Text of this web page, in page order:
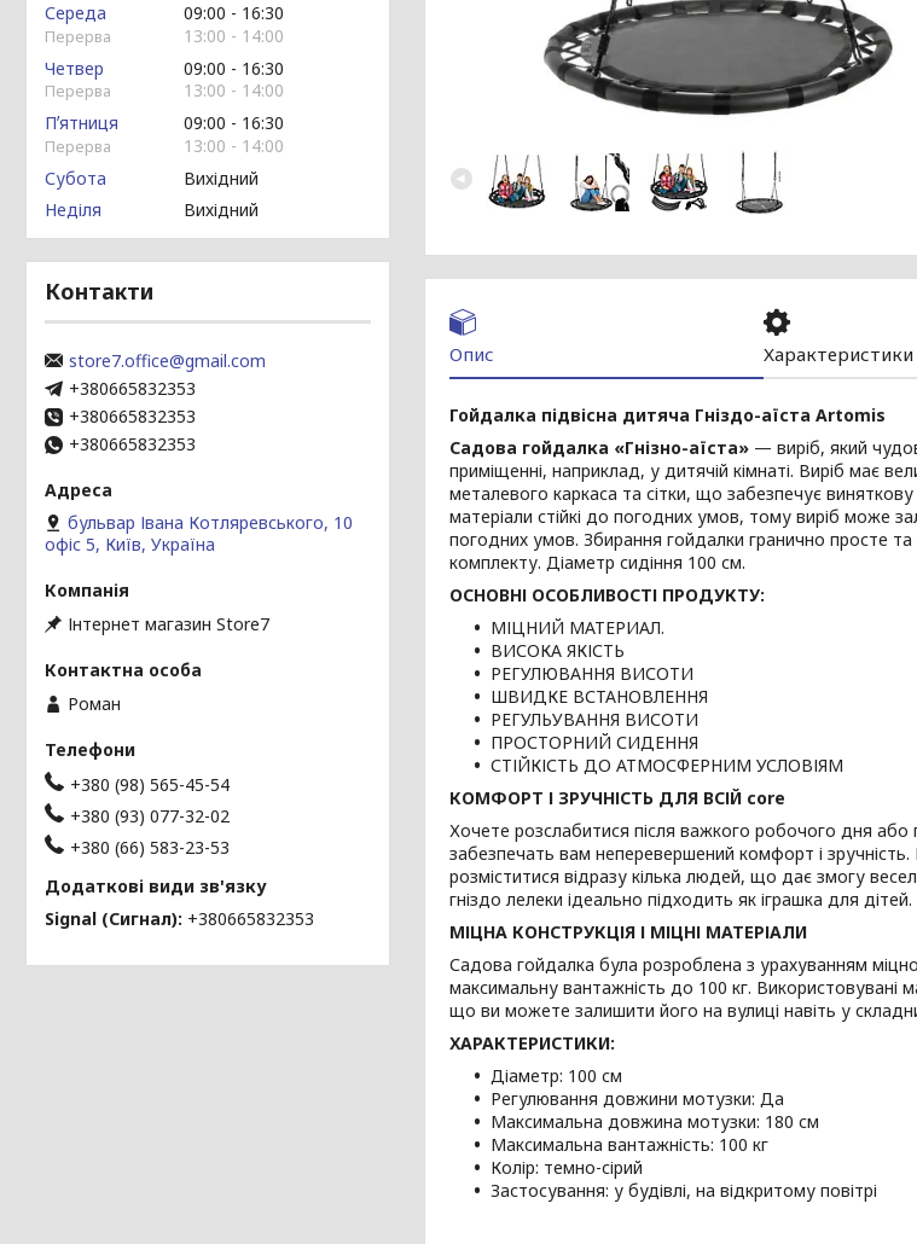
Опис Характеристики
Гойдалка підвісна дитяча Гніздо-аїста Artomis
Садова гойдалка «Гнізно-аїста» — виріб, який
приміщенні, наприклад, у дитячій кімнаті. Виріб має
металевого каркаса та сітки, що забезпечує
матеріали стійкі до погодних умов, тому виріб може
погодних умов. Збирання гойдалки гранично просте
комплекту. Діаметр сидіння 100 см.
ОСНОВНІ ОСОБЛИВОСТІ ПРОДУКТУ:
МІЦНИЙ МАТЕРИАЛ.
ВИСОКА ЯКІСТЬ
РЕГУЛЮВАННЯ ВИСОТИ
ШВИДКЕ ВСТАНОВЛЕННЯ
РЕГУЛЬУВАННЯ ВИСОТИ
ПРОСТОРНИЙ СИДЕННЯ
СТІЙКІСТЬ ДО АТМОСФЕРНИМ УСЛОВІЯМ
КОМФОРТ І ЗРУЧНІСТЬ ДЛЯ ВСІЙ core
Хочете розслабитися після важкого робочого дня або
забезпечать вам неперевершений комфорт і
розміститися відразу кілька людей, що дає змогу
гніздо лелеки ідеально підходить як іграшка для дітей.
МІЦНА КОНСТРУКЦІЯ І МІЦНІ МАТЕРІАЛИ
Садова гойдалка була розроблена з урахуванням
максимальну вантажність до 100 кг. Використовувані
що ви можете залишити його на вулиці навіть у
ХАРАКТЕРИСТИКИ:
Діаметр: 100 см
Регулювання довжини мотузки: Да
Максимальна довжина мотузки: 180 см
Максимальна вантажність: 100 кг
Колір: темно-сірий
Застосування: у будівлі, на відкритому повітрі
Середа
09:00
16:30
13:00
14:00
Четвер
09:00
16:30
13:00
14:00
Пʼятниця
09:00
16:30
13:00
14:00
Субота
Вихідний
Неділя
Вихідний
Контакти
store7.office@gmail.com
+380665832353
+380665832353
+380665832353
бульвар Івана Котляревського, 10
офіс 5, Київ, Україна
Інтернет магазин Store7
Роман
+380 (98) 565-45-54
+380 (93) 077-32-02
+380 (66) 583-23-53
Signal (Сигнал) +380665832353